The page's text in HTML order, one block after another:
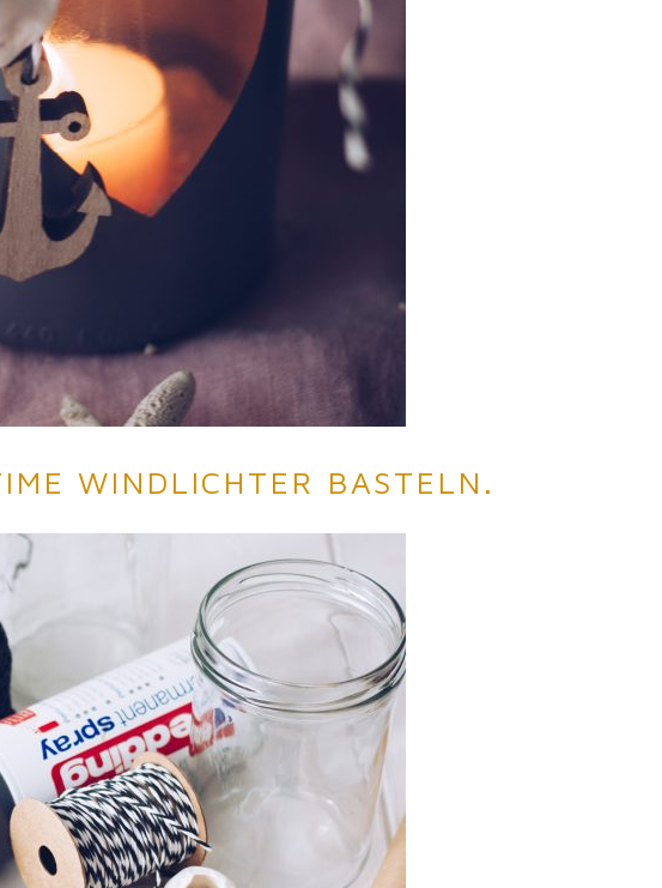
WINDLICHTER BASTELN.